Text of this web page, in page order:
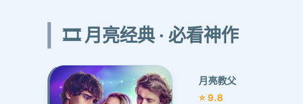
🎞️ 月亮经典 · 必看神作
月亮教父
⭐ 9.8